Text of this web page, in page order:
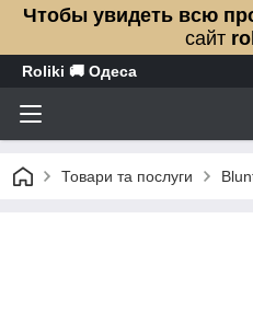
Чтобы увидеть всю
сайт
Roliki 🚚 Одеса
Товари та послуги